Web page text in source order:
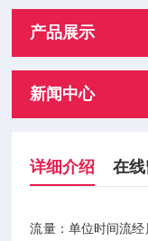
产品展示
新闻中心
详细介绍 在
流量：单位时间流